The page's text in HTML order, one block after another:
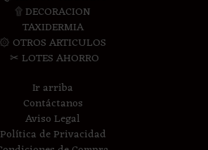
۩ DECORACION
TAXIDERMIA
۞ OTROS ARTICULOS
✂ LOTES AHORRO
Ir arriba
Contáctanos
Aviso Legal
Política de Privacidad